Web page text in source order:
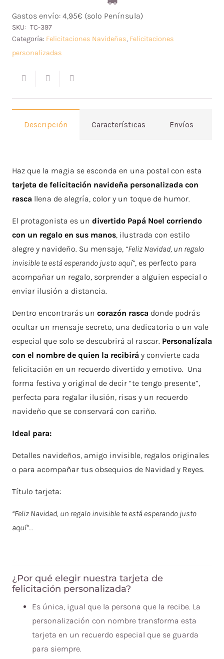
cantidad
Gastos envío: 4,95€ (solo Península)
SKU: TC-397
Categoría: Felicitaciones Navideñas, Felicitaciones
personalizadas
Descripción Características Envíos
Haz que la magia se esconda en una postal con esta
tarjeta de felicitación navideña personalizada con
rasca llena de alegría, color y un toque de humor.
El protagonista es un divertido Papá Noel corriendo
con un regalo en sus manos, ilustrada con estilo
alegre y navideño. Su mensaje, “Feliz Navidad, un regalo
invisible te está esperando justo aquí”, es perfecto para
acompañar un regalo, sorprender a alguien especial o
enviar ilusión a distancia.
Dentro encontrarás un corazón rasca donde podrás
ocultar un mensaje secreto, una dedicatoria o un vale
especial que solo se descubrirá al rascar. Personalízala
con el nombre de quien la recibirá y convierte cada
felicitación en un recuerdo divertido y emotivo. Una
forma festiva y original de decir “te tengo presente”,
perfecta para regalar ilusión, risas y un recuerdo
navideño que se conservará con cariño.
Ideal para:
Detalles navideños, amigo invisible, regalos originales
o para acompañar tus obsequios de Navidad y Reyes.
Título tarjeta:
“Feliz Navidad, un regalo invisible te está esperando justo
aquí”…
¿Por qué elegir nuestra tarjeta de
felicitación personalizada?
Es única, igual que la persona que la recibe. La
personalización con nombre transforma esta
tarjeta en un recuerdo especial que se guarda
para siempre.